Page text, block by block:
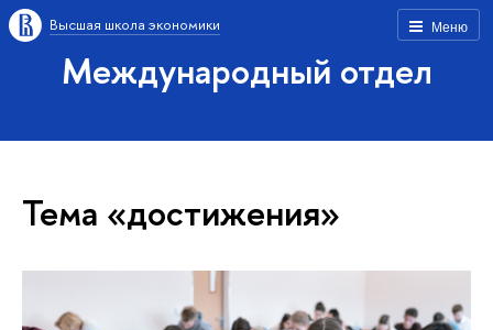
Меню
Высшая школа экономики
Международный отдел
Тема «достижения»